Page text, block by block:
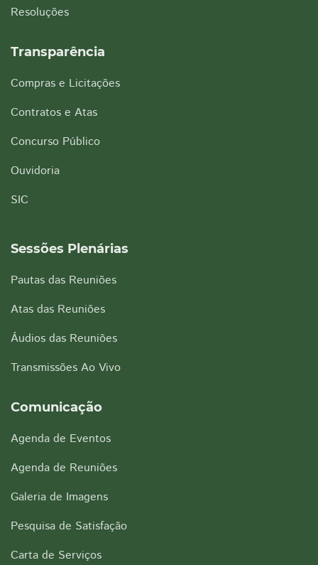
Resoluções
Transparência
Compras e Licitações
Contratos e Atas
Concurso Público
Ouvidoria
SIC
Sessões Plenárias
Pautas das Reuniões
Atas das Reuniões
Áudios das Reuniões
Transmissões Ao Vivo
Comunicação
Agenda de Eventos
Agenda de Reuniões
Galeria de Imagens
Pesquisa de Satisfação
Carta de Serviços